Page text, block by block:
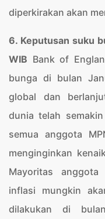
diperkirakan akan
6. Keputusan suku
WIB Bank of
bunga di bulan
global dan
dunia telah
semua anggota
menginginkan
Mayoritas
inflasi mungkin
dilakukan di